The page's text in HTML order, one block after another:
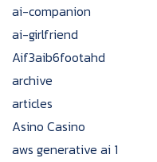
ai-companion
ai-girlfriend
Aif3aib6footahd
archive
articles
Asino Casino
aws generative ai 1